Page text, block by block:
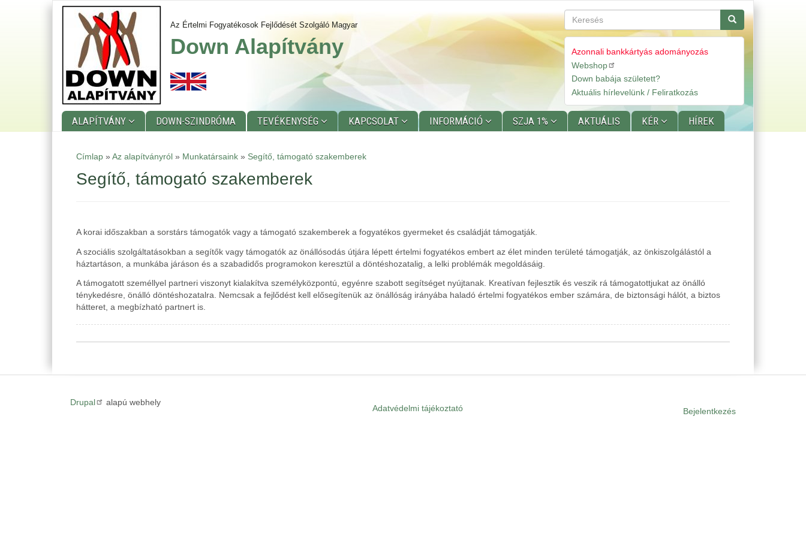
Az Értelmi Fogyatékosok Fejlődését Szolgáló Magyar
Down Alapítvány
Keresés Keresés
Gyorslinkek
Azonnali bankkártyás adományozás
Webshop
Down babája született?
Aktuális hírlevelünk / Feliratkozás
menu
ALAPÍTVÁNY DOWN-SZINDRÓMA TEVÉKENYSÉG KAPCSOLAT INFORMÁCIÓ SZJA 1% AKTUÁLIS KÉR HÍREK
Címlap » Az alapítványról » Munkatársaink » Segítő, támogató szakemberek
Segítő, támogató szakemberek
A korai időszakban a sorstárs támogatók vagy a támogató szakemberek a fogyatékos gyermeket és családját támogatják.
A szociális szolgáltatásokban a segítők vagy támogatók az önállósodás útjára lépett értelmi fogyatékos embert az élet minden területé támogatják, az önkiszolgálástól a
háztartáson, a munkába járáson és a szabadidős programokon keresztül a döntéshozatalig, a lelki problémák megoldásáig.
A támogatott személlyel partneri viszonyt kialakítva személyközpontú, egyénre szabott segítséget nyújtanak. Kreatívan fejlesztik és veszik rá támogatottjukat az önálló
ténykedésre, önálló döntéshozatalra. Nemcsak a fejlődést kell elősegítenük az önállóság irányába haladó értelmi fogyatékos ember számára, de biztonsági hálót, a biztos
hátteret, a megbízható partnert is.
Drupal alapú webhely
Adatvédelmi tájékoztató Bejelentkezés